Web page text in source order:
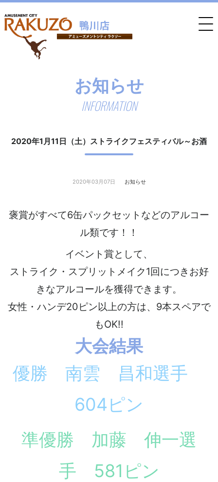
お知らせ
INFORMATION
2020年1月11日（土）ストライクフェスティバル～お酒
2020年03月07日 お知らせ
褒賞がすべて6缶パックセットなどのアルコー
ル類です！！
イベント賞として、
ストライク・スプリットメイク1回につきお好
きなアルコールを獲得できます。
女性・ハンデ20ピン以上の方は、9本スペアで
もOK!!
大会結果
優勝 南雲 昌和選手
604ピン
準優勝 加藤 伸一選
手 581ピン